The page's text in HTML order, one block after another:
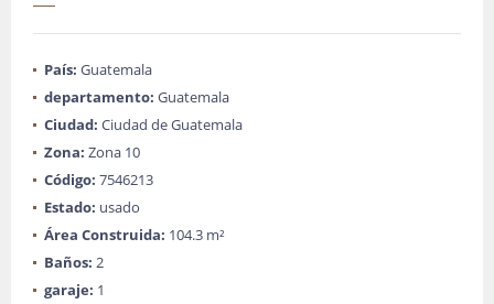
País: Guatemala
departamento: Guatemala
Ciudad: Ciudad de Guatemala
Zona: Zona 10
Código: 7546213
Estado: usado
Área Construida: 104.3 m²
Baños: 2
garaje: 1